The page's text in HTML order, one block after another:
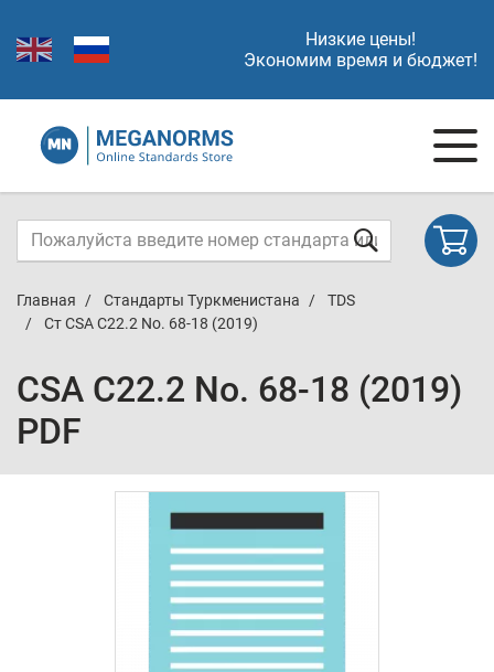
Низкие цены!
Экономим время и бюджет!
Главная Стандарты Туркменистана
TDS
Ст CSA C22.2 No. 68-18 (2019)
CSA C22.2 No. 68-18 (2019)
PDF